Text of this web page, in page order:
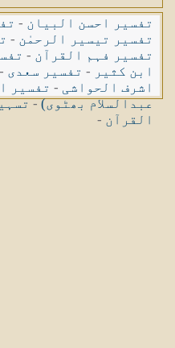
تفسیر احسن البیان -
تفسیر تیسیر الرحمٰن -
تفسیر فہم القرآن -
ابن کثیر - تفسیر سعدی -
اشرف الحواشی - تفسیر
عبدالسلام بھٹوی)-
القرآن -